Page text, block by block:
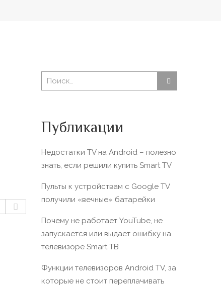
Публикации
Недостатки TV на Android – полезно
знать, если решили купить Smart TV
Пульты к устройствам с Google TV
получили «вечные» батарейки
Почему не работает YouTube, не
запускается или выдает ошибку на
телевизоре Smart TВ
Функции телевизоров Android TV, за
которые не стоит переплачивать